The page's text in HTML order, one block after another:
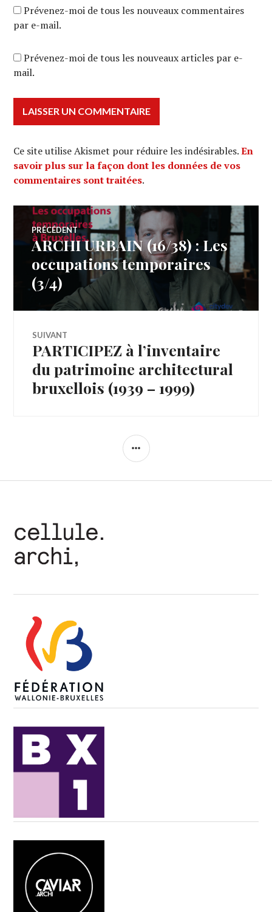
Prévenez-moi de tous les nouveaux commentaires
par e-mail.
Prévenez-moi de tous les nouveaux articles par e-
mail.
Ce site utilise Akismet pour réduire les indésirables.En
savoir plus sur la façon dont les données de vos
commentaires sont traitées.
Navigation
de
l’article
PRÉCÉDENT
Article
ARCHI URBAIN (16/38) : Les
occupations temporaires
(3/4)
SUIVANT
Article
Suivant:
PARTICIPEZ à l’inventaire
du patrimoine architectural
bruxellois (1939 – 1999)
COLONNE